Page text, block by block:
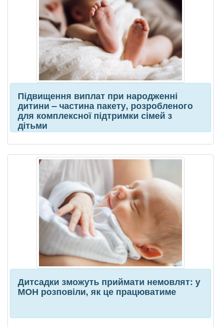
Підвищення виплат при народженні
дитини – частина пакету, розробленого
для комплексної підтримки сімей з
дітьми
Дитсадки зможуть приймати немовлят: у
МОН розповіли, як це працюватиме